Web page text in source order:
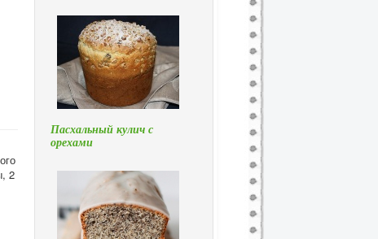
2
Пасхальный кулич с
орехами